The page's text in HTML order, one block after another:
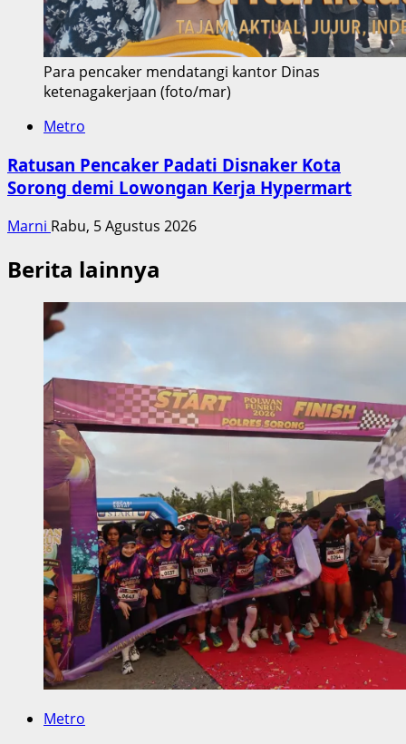
Para pencaker mendatangi kantor Dinas
ketenagakerjaan (foto/mar)
Metro
Ratusan Pencaker Padati Disnaker Kota
Sorong demi Lowongan Kerja Hypermart
Marni Rabu, 5 Agustus 2026
Berita lainnya
Metro